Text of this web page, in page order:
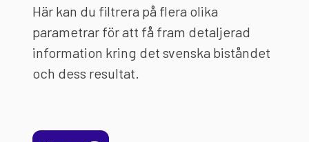
Här kan du filtrera på flera olika
parametrar för att få fram detaljerad
information kring det svenska biståndet
och dess resultat.